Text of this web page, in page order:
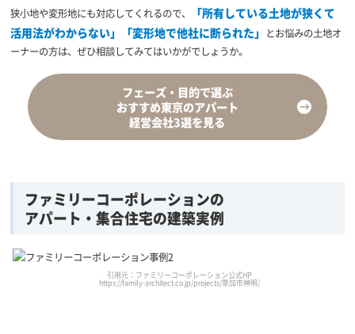
狭小地や変形地にも対応してくれるので、
「所有している土地が狭くて
活用法がわからない」「変形地で他社に断られた」
とお悩みの土地オ
ーナーの方は、ぜひ相談してみてはいかがでしょうか。
フェーズ・目的で選ぶ
おすすめ東京のアパート
経営会社3選を見る
ファミリーコーポレーションの
アパート・集合住宅の建築実例
引用元：ファミリーコーポレーション公式HP
https://family-architect.co.jp/projects/草加市神明/